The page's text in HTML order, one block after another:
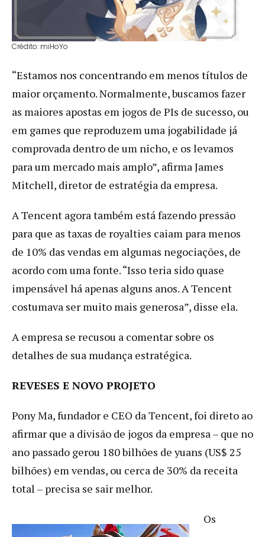
Crédito: miHoYo
“Estamos nos concentrando em menos títulos de
maior orçamento. Normalmente, buscamos fazer
as maiores apostas em jogos de PIs de sucesso, ou
em games que reproduzem uma jogabilidade já
comprovada dentro de um nicho, e os levamos
para um mercado mais amplo”, afirma James
Mitchell, diretor de estratégia da empresa.
A Tencent agora também está fazendo pressão
para que as taxas de royalties caiam para menos
de 10% das vendas em algumas negociações, de
acordo com uma fonte. “Isso teria sido quase
impensável há apenas alguns anos. A Tencent
costumava ser muito mais generosa”, disse ela.
A empresa se recusou a comentar sobre os
detalhes de sua mudança estratégica.
REVESES E NOVO PROJETO
Pony Ma, fundador e CEO da Tencent, foi direto ao
afirmar que a divisão de jogos da empresa – que no
ano passado gerou 180 bilhões de yuans (US$ 25
bilhões) em vendas, ou cerca de 30% da receita
total – precisa se sair melhor.
Os